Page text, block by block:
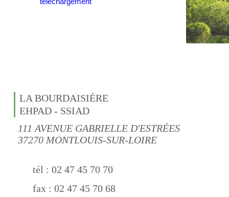
LA BOURDAISIÈRE
EHPAD - SSIAD
111 AVENUE GABRIELLE D'ESTRÉES
37270 MONTLOUIS-SUR-LOIRE
tél : 02 47 45 70 70
fax : 02 47 45 70 68